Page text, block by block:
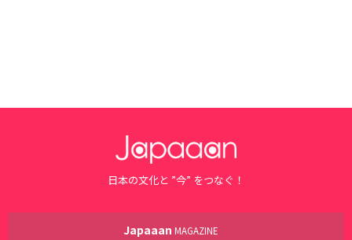
日本の文化と ”今” をつなぐ！
Japaaan MAGAZINE